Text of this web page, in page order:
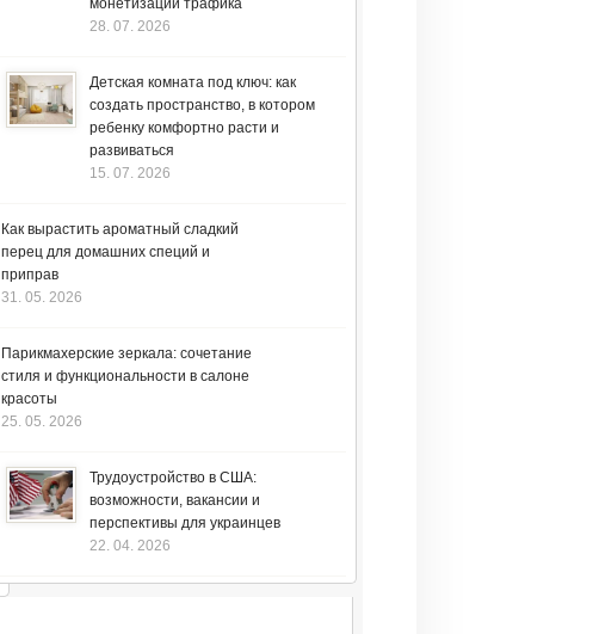
монетизации трафика
28. 07. 2026
Детская комната под ключ: как
создать пространство, в котором
ребенку комфортно расти и
развиваться
15. 07. 2026
Как вырастить ароматный сладкий
перец для домашних специй и
приправ
31. 05. 2026
Парикмахерские зеркала: сочетание
стиля и функциональности в салоне
красоты
25. 05. 2026
Трудоустройство в США:
возможности, вакансии и
перспективы для украинцев
22. 04. 2026